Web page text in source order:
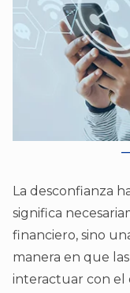
La desconfianza
significa
financiero, sino
manera en que
interactuar con el